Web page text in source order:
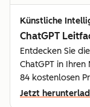
Künstliche
ChatGPT
Entdecken Sie
ChatGPT in
84 kostenlosen
Jetzt